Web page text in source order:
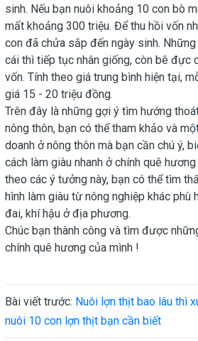
sinh. Nếu bạn nuôi khoảng 10 con bò
mất khoảng 300 triệu. Để thu hồi vốn
con đã chửa sắp đến ngày sinh.
cái thì tiếp tục nhân giống, còn bê đực
vốn. Tính theo giá trung bình hiện tại,
giá 15 - 20 triệu đồng.
Trên đây là những gợi ý tìm hướng
nông thôn, bạn có thể tham khảo và
doanh ở nông thôn mà bạn cần chú ý,
cách làm giàu nhanh ở chính quê
theo các ý tưởng này, bạn có thể tìm
hình làm giàu từ nông nghiệp khác phù
đai, khí hậu ở địa phương.
Chúc bạn thành công và tìm được
chính quê hương của mình !
Bài viết trước: Nuôi lợn thịt bao lâu thì
nuôi 10 con lợn thịt bạn cần biết